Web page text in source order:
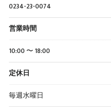
0234-23-0074
営業時間
10:00 〜 18:00
定休日
毎週水曜日